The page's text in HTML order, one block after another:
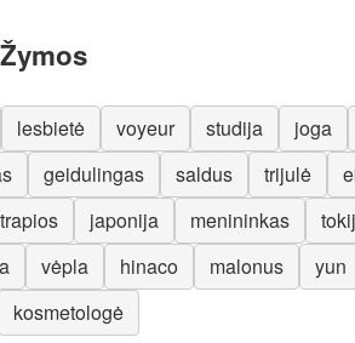
Žymos
lesbietė voyeur studija joga
geidulingas saldus trijulė
trapios japonija menininkas
vėpla hinaco malonus yun
kosmetologė